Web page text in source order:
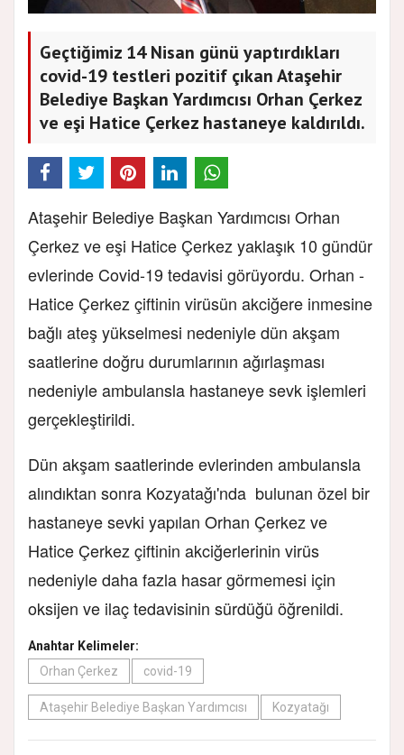
Geçtiğimiz 14 Nisan günü yaptırdıkları
covid-19 testleri pozitif çıkan Ataşehir
Belediye Başkan Yardımcısı Orhan Çerkez
ve eşi Hatice Çerkez hastaneye kaldırıldı.
Ataşehir Belediye Başkan Yardımcısı Orhan
Çerkez ve eşi Hatice Çerkez yaklaşık 10 gündür
evlerinde Covid-19 tedavisi görüyordu. Orhan -
Hatice Çerkez çiftinin virüsün akciğere inmesine
bağlı ateş yükselmesi nedeniyle dün akşam
saatlerine doğru durumlarının ağırlaşması
nedeniyle ambulansla hastaneye sevk işlemleri
gerçekleştirildi.
Dün akşam saatlerinde evlerinden ambulansla
alındıktan sonra Kozyatağı'nda bulunan özel bir
hastaneye sevki yapılan Orhan Çerkez ve
Hatice Çerkez çiftinin akciğerlerinin virüs
nedeniyle daha fazla hasar görmemesi için
oksijen ve ilaç tedavisinin sürdüğü öğrenildi.
Anahtar Kelimeler:
Orhan Çerkez
covid-19
Ataşehir Belediye Başkan Yardımcısı Kozyatağı